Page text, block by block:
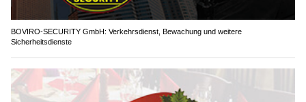
BOVIRO-SECURITY GmbH: Verkehrsdienst, Bewachung und weitere
Sicherheitsdienste